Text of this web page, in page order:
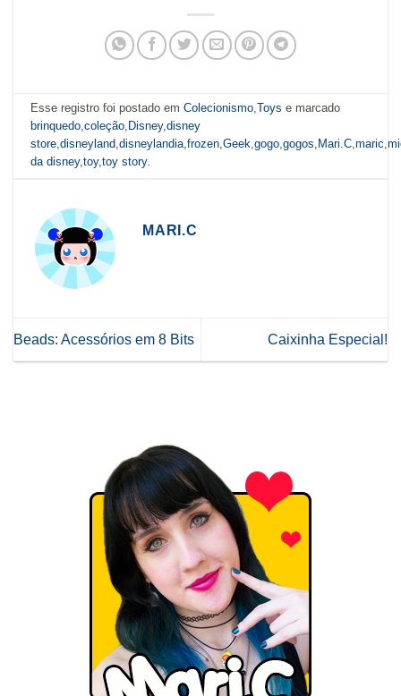
Esse registro foi postado emColecionismo,Toys e marcado
brinquedo,coleção, Disney,disney
store,disneyland,disneylandia,frozen,Geek,gogo,gogos, Mari.C,maric,
da disney,toy,toy story.
MARI.C
Beads: Acessórios em 8 Bits Caixinha Especial!